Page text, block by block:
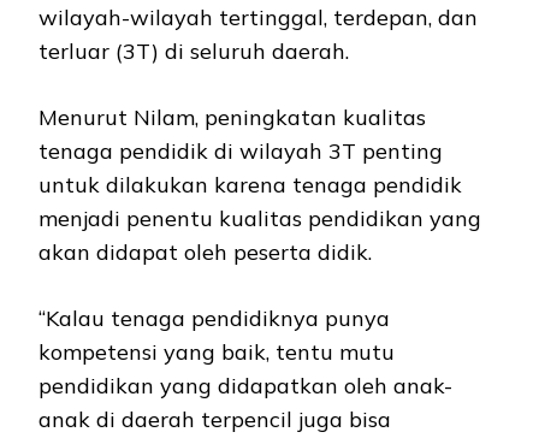
wilayah-wilayah tertinggal, terdepan, dan
terluar (3T) di seluruh daerah.
Menurut Nilam, peningkatan kualitas
tenaga pendidik di wilayah 3T penting
untuk dilakukan karena tenaga pendidik
menjadi penentu kualitas pendidikan yang
akan didapat oleh peserta didik.
“Kalau tenaga pendidiknya punya
kompetensi yang baik, tentu mutu
pendidikan yang didapatkan oleh anak-
anak di daerah terpencil juga bisa